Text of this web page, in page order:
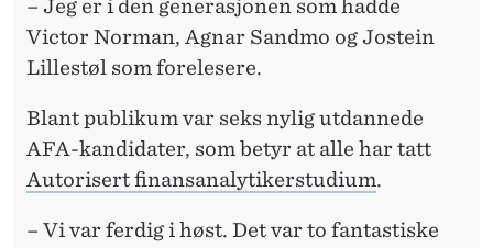
– Jeg er i den generasjonen som hadde
Victor Norman, Agnar Sandmo og Jostein
Lillestøl som forelesere.
Blant publikum var seks nylig utdannede
AFA-kandidater, som betyr at alle har tatt
Autorisert finansanalytikerstudium.
– Vi var ferdig i høst. Det var to fantastiske